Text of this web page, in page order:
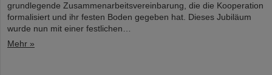
grundlegende Zusammenarbeitsvereinbarung, die die Kooperation
formalisiert und ihr festen Boden gegeben hat. Dieses Jubiläum
wurde nun mit einer festlichen…
Mehr »